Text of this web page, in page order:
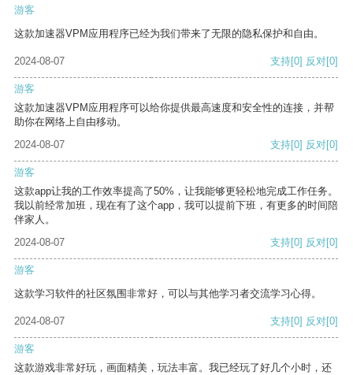
游客
这款加速器VPM应用程序已经为我们带来了无限的隐私保护和自由。
2024-08-07 支持[0] 反对[0]
游客
这款加速器VPM应用程序可以给你提供最高速度和安全性的连接，并帮
助你在网络上自由移动。
2024-08-07
支持[0] 反对[0]
游客
这款app让我的工作效率提高了50%，让我能够更轻松地完成工作任务。
我以前经常加班，现在有了这个app，我可以提前下班，有更多的时间陪
伴家人。
2024-08-07
支持[0] 反对[0]
游客
这款学习软件的社区氛围非常好，可以与其他学习者交流学习心得。
2024-08-07 支持[0] 反对[0]
游客
这款游戏非常好玩，画面精美，玩法丰富。我已经玩了好几个小时，还